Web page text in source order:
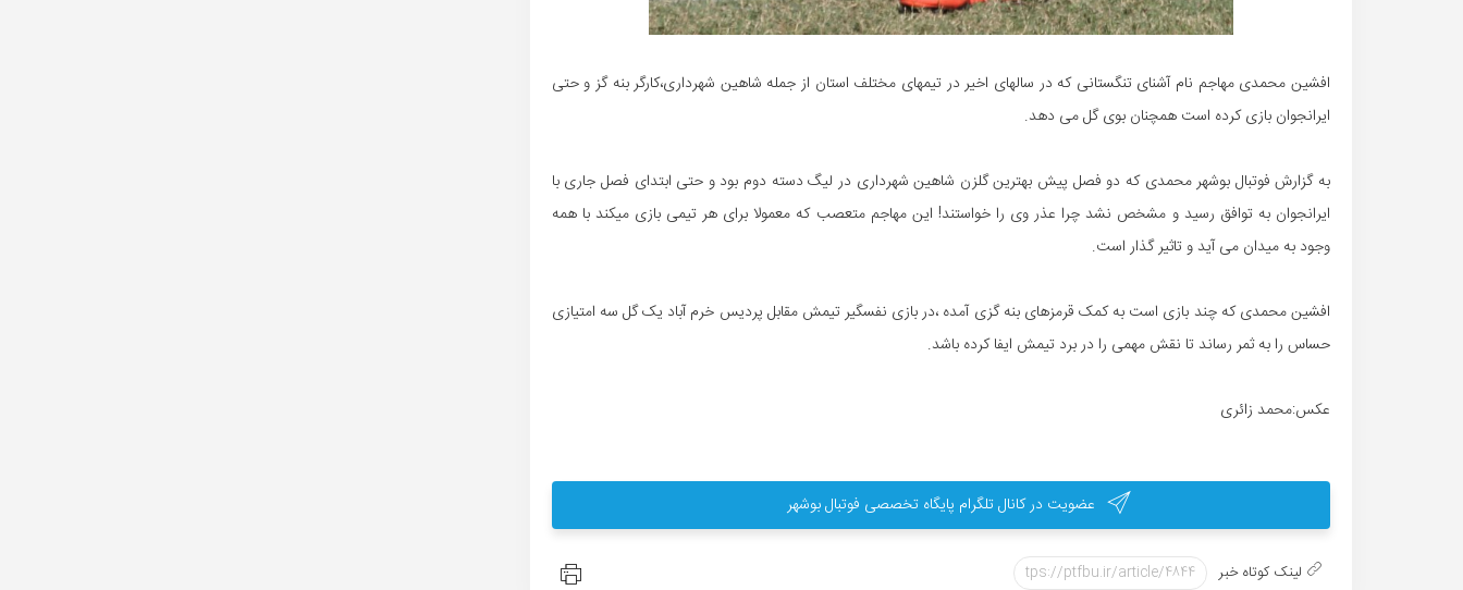
افشین محمدی مهاجم نام آشنای تنگستانی که در سالهای اخیر در تیمهای مختلف استان از جمله شاهین شهرداری،کارگر بنه گز و حتی
ایرانجوان بازی کرده است همچنان بوی گل می دهد.
به گزارش فوتبال بوشهر محمدی که دو فصل پیش بهترین گلزن شاهین شهرداری در لیگ دسته دوم بود و حتی ابتدای فصل جاری با
ایرانجوان به توافق رسید و مشخص نشد چرا عذر وی را خواستند! این مهاجم متعصب که معمولا برای هر تیمی بازی میکند با همه
وجود به میدان می آید و تاثیر گذار است.
افشین محمدی که چند بازی است به کمک قرمزهای بنه گزی آمده ،در بازی نفسگیر تیمش مقابل پردیس خرم آباد یک گل سه امتیازی
حساس را به ثمر رساند تا نقش مهمی را در برد تیمش ایفا کرده باشد.
عکس:محمد زائری
عضویت در کانال تلگرام پایگاه تخصصی فوتبال بوشهر
لینک کوتاه خبر